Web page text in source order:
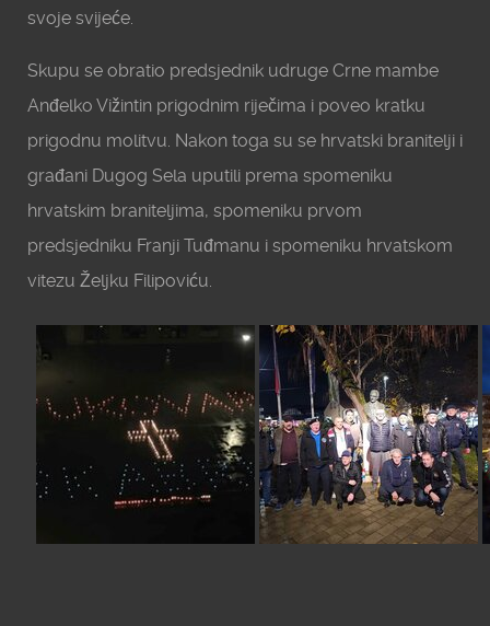
svoje svijeće.
Skupu se obratio predsjednik udruge Crne mambe
Anđelko Vižintin prigodnim riječima i poveo kratku
prigodnu molitvu. Nakon toga su se hrvatski branitelji i
građani Dugog Sela uputili prema spomeniku
hrvatskim braniteljima, spomeniku prvom
predsjedniku Franji Tuđmanu i spomeniku hrvatskom
vitezu Željku Filipoviću.